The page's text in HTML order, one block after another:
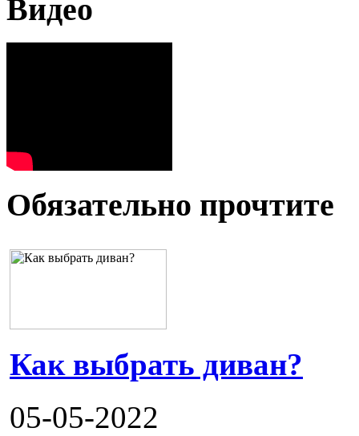
Видео
Обязательно прочтите
Как выбрать диван?
05-05-2022